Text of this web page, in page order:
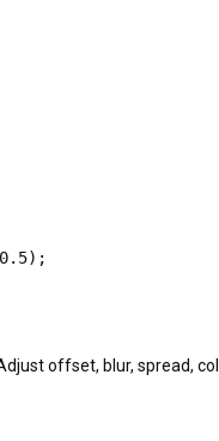
offset, blur, spread,